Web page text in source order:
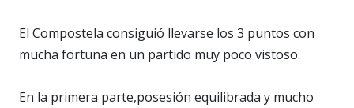
El Compostela consiguió llevarse los 3 puntos con
mucha fortuna en un partido muy poco vistoso.
En la primera parte,posesión equilibrada y mucho